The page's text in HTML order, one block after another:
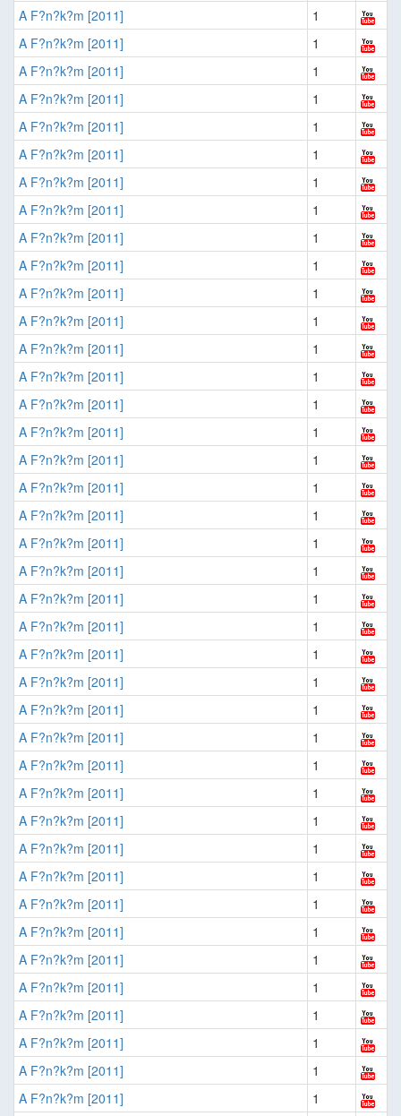
A F?n?k?m [2011]
1
A F?n?k?m [2011]
1
A F?n?k?m [2011]
1
A F?n?k?m [2011]
1
A F?n?k?m [2011]
1
A F?n?k?m [2011]
1
A F?n?k?m [2011]
1
A F?n?k?m [2011]
1
A F?n?k?m [2011]
1
A F?n?k?m [2011]
1
A F?n?k?m [2011]
1
A F?n?k?m [2011]
1
A F?n?k?m [2011]
1
A F?n?k?m [2011]
1
A F?n?k?m [2011]
1
A F?n?k?m [2011]
1
A F?n?k?m [2011]
1
A F?n?k?m [2011]
1
A F?n?k?m [2011]
1
A F?n?k?m [2011]
1
A F?n?k?m [2011]
1
A F?n?k?m [2011]
1
A F?n?k?m [2011]
1
A F?n?k?m [2011]
1
A F?n?k?m [2011]
1
A F?n?k?m [2011]
1
A F?n?k?m [2011]
1
A F?n?k?m [2011]
1
A F?n?k?m [2011]
1
A F?n?k?m [2011]
1
A F?n?k?m [2011]
1
A F?n?k?m [2011]
1
A F?n?k?m [2011]
1
A F?n?k?m [2011]
1
A F?n?k?m [2011]
1
A F?n?k?m [2011]
1
A F?n?k?m [2011]
1
A F?n?k?m [2011]
1
A F?n?k?m [2011]
1
A F?n?k?m [2011]
1